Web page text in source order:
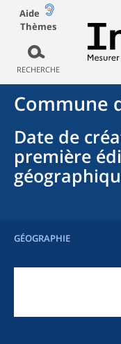
Aide
Thèmes
RECHERCHE
Commune
Date de
première
GÉOGRAPHIE